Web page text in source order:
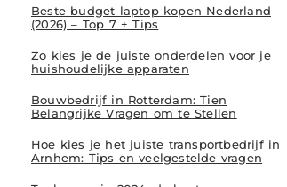
Beste budget laptop kopen Nederland
(2026) – Top 7 + Tips
Zo kies je de juiste onderdelen voor je
huishoudelijke apparaten
Bouwbedrijf in Rotterdam: Tien
Belangrijke Vragen om te Stellen
Hoe kies je het juiste transportbedrijf in
Arnhem: Tips en veelgestelde vragen